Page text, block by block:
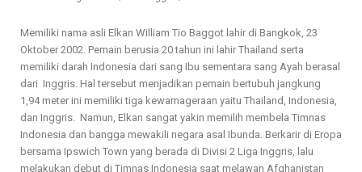
Memiliki nama asli Elkan William Tio Baggot lahir di Bangkok, 23
Oktober 2002. Pemain berusia 20 tahun ini lahir Thailand serta
memiliki darah Indonesia dari sang Ibu sementara sang Ayah berasal
dari Inggris. Hal tersebut menjadikan pemain bertubuh jangkung
1,94 meter ini memiliki tiga kewarnageraan yaitu Thailand, Indonesia,
dan Inggris. Namun, Elkan sangat yakin memilih membela Timnas
Indonesia dan bangga mewakili negara asal Ibunda. Berkarir di Eropa
bersama Ipswich Town yang berada di Divisi 2 Liga Inggris, lalu
melakukan debut di Timnas Indonesia saat melawan Afghanistan